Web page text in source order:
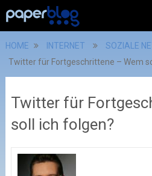
HOME INTERNET
SOZIALE
Twitter für Fortgeschrittene – Wem
Twitter für
soll ich folgen?